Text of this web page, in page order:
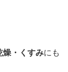
燥・くすみにも